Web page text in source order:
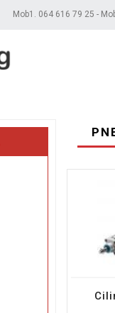
Mob1. 064 616 79 25 -